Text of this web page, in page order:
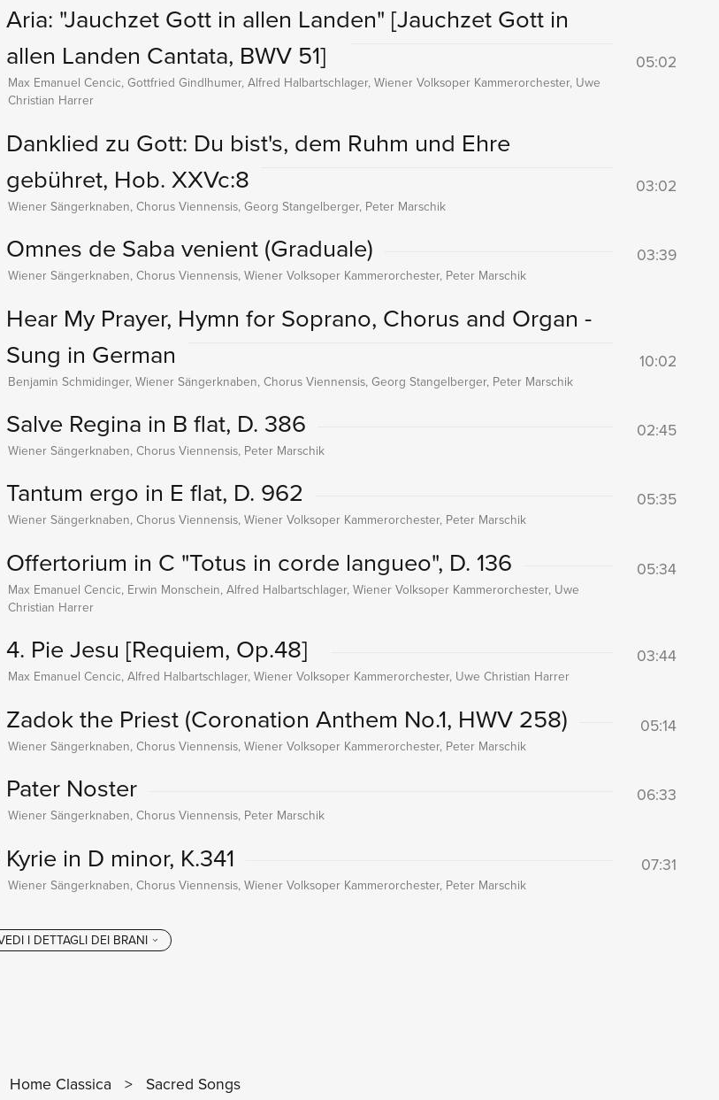
Aria: "Jauchzet Gott in allen Landen" [Jauchzet Gott in
allen Landen Cantata, BWV 51]
05:02
Max Emanuel Cencic, Gottfried Gindlhumer, Alfred Halbartschlager, Wiener Volksoper Kammerorchester, Uwe
Christian Harrer
Danklied zu Gott: Du bist's, dem Ruhm und Ehre
gebühret, Hob. XXVc:8
03:02
Wiener Sängerknaben, Chorus Viennensis, Georg Stangelberger, Peter Marschik
Omnes de Saba venient (Graduale) 03:39
Wiener Sängerknaben, Chorus Viennensis, Wiener Volksoper Kammerorchester, Peter Marschik
Hear My Prayer, Hymn for Soprano, Chorus and Organ -
Sung in German
10:02
Benjamin Schmidinger, Wiener Sängerknaben, Chorus Viennensis, Georg Stangelberger, Peter Marschik
Salve Regina in B flat, D. 386 02:45
Wiener Sängerknaben, Chorus Viennensis, Peter Marschik
Tantum ergo in E flat, D. 962 05:35
Wiener Sängerknaben, Chorus Viennensis, Wiener Volksoper Kammerorchester, Peter Marschik
Offertorium in C "Totus in corde langueo", D. 136 05:34
Max Emanuel Cencic, Erwin Monschein, Alfred Halbartschlager, Wiener Volksoper Kammerorchester, Uwe
Christian Harrer
4. Pie Jesu [Requiem, Op.48] 03:44
Max Emanuel Cencic, Alfred Halbartschlager, Wiener Volksoper Kammerorchester, Uwe Christian Harrer
Zadok the Priest (Coronation Anthem No.1, HWV 258) 05:14
Wiener Sängerknaben, Chorus Viennensis, Wiener Volksoper Kammerorchester, Peter Marschik
Pater Noster 06:33
Wiener Sängerknaben, Chorus Viennensis, Peter Marschik
Kyrie in D minor, K.341 07:31
Wiener Sängerknaben, Chorus Viennensis, Wiener Volksoper Kammerorchester, Peter Marschik
Home Classica > Sacred Songs